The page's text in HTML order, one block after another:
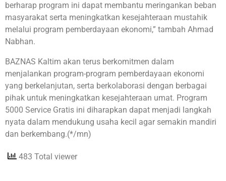
berharap program ini dapat membantu meringankan beban
masyarakat serta meningkatkan kesejahteraan mustahik
melalui program pemberdayaan ekonomi,” tambah Ahmad
Nabhan.
BAZNAS Kaltim akan terus berkomitmen dalam
menjalankan program-program pemberdayaan ekonomi
yang berkelanjutan, serta berkolaborasi dengan berbagai
pihak untuk meningkatkan kesejahteraan umat. Program
5000 Service Gratis ini diharapkan dapat menjadi langkah
nyata dalam mendukung usaha kecil agar semakin mandiri
dan berkembang.(*/mn)
483 Total viewer